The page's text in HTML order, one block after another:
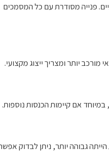
פנייה מסודרת עם כל המסמכים
יותר ומצריך ייצוג מקצועי.
אם קיימות הכנסות נוספות.
גבוהה יותר, ניתן לבדוק